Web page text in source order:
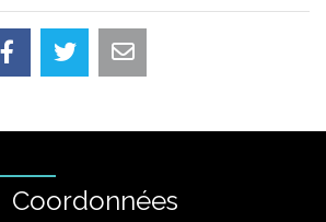
Coordonnées